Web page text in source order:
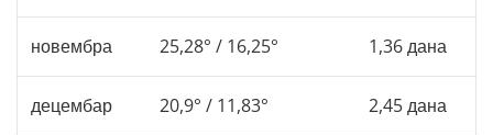
новембра 25,28° / 16,25° 1,36 дана
децембар 20,9° / 11,83° 2,45 дана